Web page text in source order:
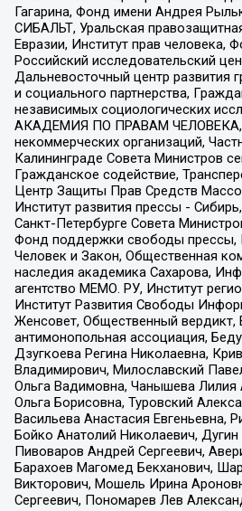
Гагарина, Фонд имени Андрея
СИБАЛЬТ, Уральская
Евразии, Институт прав человека,
Российский исследовательский
Дальневосточный центр развития
и социального партнерства,
независимых социологических
АКАДЕМИЯ ПО ПРАВАМ ЧЕЛОВЕКА,
некоммерческих организаций,
Калининграде Совета Министров
Гражданское содействие,
Центр Защиты Прав Средств
Институт развития прессы -
Санкт-Петербурге Совета
Фонд поддержки свободы прессы,
Человек и Закон, Общественная
наследия академика Сахарова,
агентство МЕМО. РУ, Институт
Институт Развития Свободы
Женсовет, Общественный вердикт,
антимонопольная ассоциация,
Дзугкоева Регина Николаевна,
Владимирович, Милославский
Ольга Вадимовна, Чанышева Лилия
Ольга Борисовна, Туровский
Васильева Анастасия Евгеньевна,
Бойко Анатолий Николаевич, Дугин
Пивоваров Андрей Сергеевич,
Барахоев Магомед Бекханович,
Викторович, Мошель Ирина
Сергеевич, Пономарев Лев